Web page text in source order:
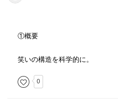
①概要
笑いの構造を科学的に。
0